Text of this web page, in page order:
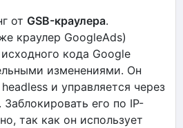
от GSB-краулера.
краулер GoogleAds)
кода Google
изменениями. Он
и управляется через
его по IP-
так как он использует